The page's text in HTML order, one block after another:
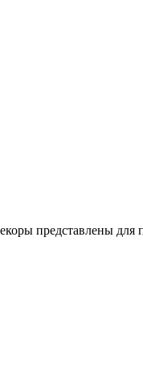
представлены